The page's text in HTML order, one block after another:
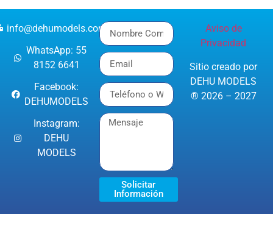
info@dehumodels.com
WhatsApp: 55
8152 6641
Facebook:
DEHUMODELS
Instagram:
DEHU
MODELS
Solicitar
Información
Aviso de
Privacidad
Sitio creado por
DEHU MODELS
® 2026 – 2027